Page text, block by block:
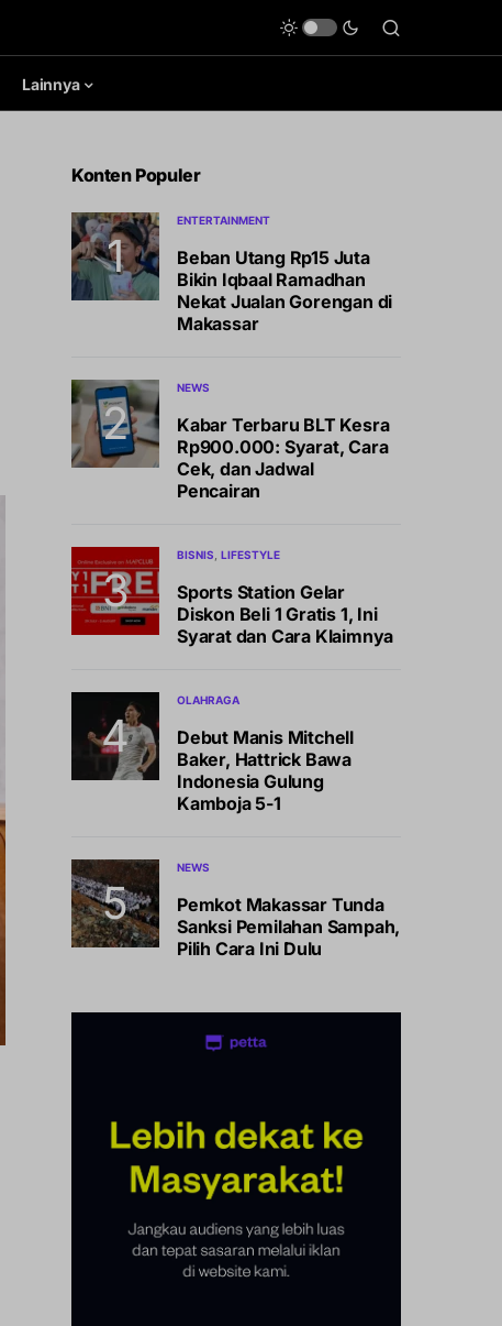
Lainnya
Konten Populer
ENTERTAINMENT
Beban Utang Rp15 Juta
Bikin Iqbaal Ramadhan
Nekat Jualan Gorengan di
Makassar
NEWS
Kabar Terbaru BLT Kesra
Rp900.000: Syarat, Cara
Cek, dan Jadwal
Pencairan
BISNIS LIFESTYLE
Sports Station Gelar
Diskon Beli 1 Gratis 1, Ini
Syarat dan Cara Klaimnya
OLAHRAGA
Debut Manis Mitchell
Baker, Hattrick Bawa
Indonesia Gulung
Kamboja 5-1
NEWS
Pemkot Makassar Tunda
Sanksi Pemilahan Sampah,
Pilih Cara Ini Dulu